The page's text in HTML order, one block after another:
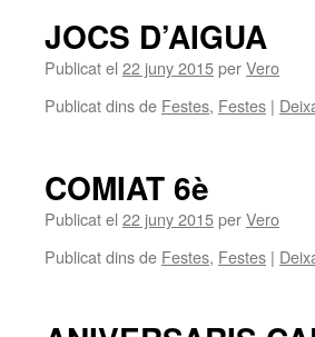
JOCS D’AIGUA
Publicat el 22 juny 2015perVero
Publicat dins de Festes, Festes |
COMIAT 6è
Publicat el 22 juny 2015perVero
Publicat dins de Festes, Festes |